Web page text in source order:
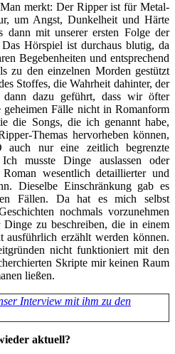
merkt: Der Ripper ist für Metal-
um Angst, Dunkelheit und Härte
dann mit unserer ersten Folge der
Hörspiel ist durchaus blutig, da
Begebenheiten und entsprechend
zu den einzelnen Morden gestützt
Stoffes, die Wahrheit dahinter, der
dann dazu geführt, dass wir öfter
Fälle nicht in Romanform
die Songs, die ich genannt habe,
Themas hervorheben können,
nur eine zeitlich begrenzte
musste Dinge auslassen oder
wesentlich detaillierter und
Dieselbe Einschränkung gab es
Fällen. Da hat es mich selbst
nochmals vorzunehmen
Dinge zu beschreiben, die in einem
ausführlich erzählt werden können.
nicht funktioniert mit den
Skripte mir keinen Raum
ließen.
Interview mit ihm zu den
aktuell?